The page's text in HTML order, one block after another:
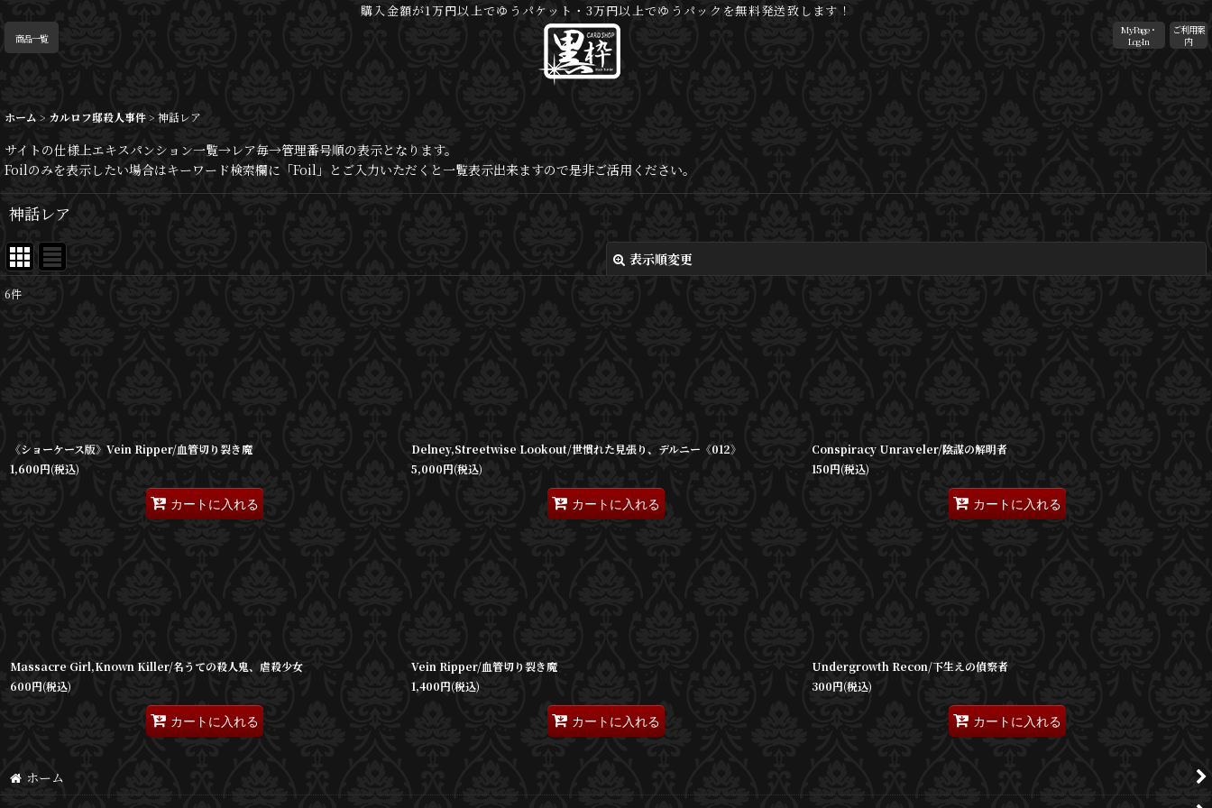
購入金額が1万円以上でゆうパケット・3万円以上でゆうパックを無料発送致します！
商品一覧
MyPage・
Log-In
ご利用案
内
ホーム > カルロフ邸殺人事件> 神話レア
サイトの仕様上エキスパンション一覧→レア毎→管理番号順の表示となります。
Foilのみを表示したい場合はキーワード検索欄に「Foil」とご入力いただくと一覧表示出来ますので是非ご活用ください。
神話レア
表示順変更
6件
《ショーケース版》Vein Ripper/血管切り裂き魔
1,600円(税込)
カートに入れる
Delney,Streetwise Lookout/世慣れた見張り、デルニー《012》
5,000円(税込)
カートに入れる
Conspiracy Unraveler/陰謀の解明者
150円(税込)
カートに入れる
Massacre Girl,Known Killer/名うての殺人鬼、虐殺少女
600円(税込)
カートに入れる
Vein Ripper/血管切り裂き魔
1,400円(税込)
カートに入れる
Undergrowth Recon/下生えの偵察者
300円(税込)
カートに入れる
ホーム